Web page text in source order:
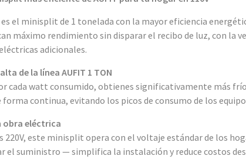
es el minisplit de 1 tonelada con la mayor eficiencia
máximo rendimiento sin disparar el recibo de luz, con la
adicionales.
de la línea AUFIT 1 TON
cada watt consumido, obtienes significativamente más
continua, evitando los picos de consumo de los
obra eléctrica
220V, este minisplit opera con el voltaje estándar de los
el suministro — simplifica la instalación y reduce costos